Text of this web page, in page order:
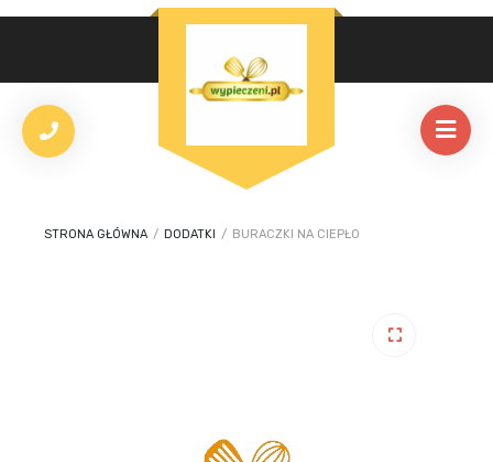
STRONA GŁÓWNA / DODATKI / BURACZKI NA CIEPŁO